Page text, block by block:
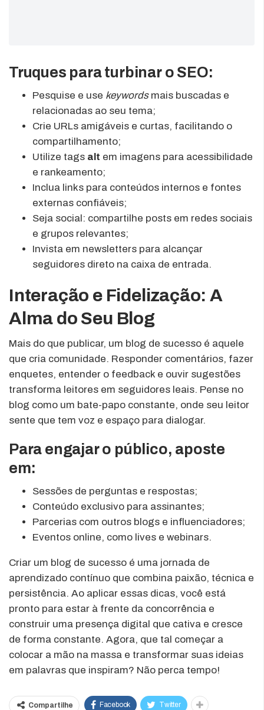
Truques para turbinar o SEO:
Pesquise e use keywordsmais buscadas e
relacionadas ao seu tema;
Crie URLs amigáveis e curtas, facilitando o
compartilhamento;
Utilize tags alt em imagens para acessibilidade
e rankeamento;
Inclua links para conteúdos internos e fontes
externas confiáveis;
Seja social: compartilhe posts em redes sociais
e grupos relevantes;
Invista em newsletters para alcançar
seguidores direto na caixa de entrada.
Interação e Fidelização: A
Alma do Seu Blog
Mais do que publicar, um blog de sucesso é aquele
que cria comunidade. Responder comentários, fazer
enquetes, entender o feedback e ouvir sugestões
transforma leitores em seguidores leais. Pense no
blog como um bate-papo constante, onde seu leitor
sente que tem voz e espaço para dialogar.
Para engajar o público, aposte
em:
Sessões de perguntas e respostas;
Conteúdo exclusivo para assinantes;
Parcerias com outros blogs e influenciadores;
Eventos online, como lives e webinars.
Criar um blog de sucesso é uma jornada de
aprendizado contínuo que combina paixão, técnica e
persistência. Ao aplicar essas dicas, você está
pronto para estar à frente da concorrência e
construir uma presença digital que cativa e cresce
de forma constante. Agora, que tal começar a
colocar a mão na massa e transformar suas ideias
em palavras que inspiram? Não perca tempo!
Compartilhe Facebook Twitter